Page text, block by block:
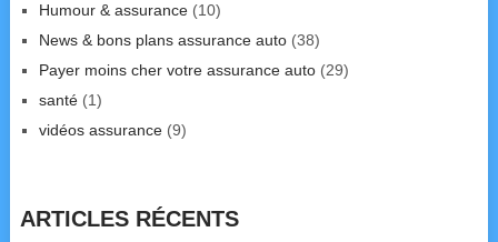
Humour & assurance(10)
News & bons plans assurance auto(38)
Payer moins cher votre assurance auto(29)
santé(1)
vidéos assurance(9)
ARTICLES RÉCENTS